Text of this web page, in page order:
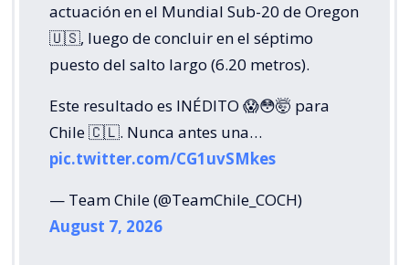
actuación en el Mundial Sub-20 de Oregon
🇺🇸, luego de concluir en el séptimo
puesto del salto largo (6.20 metros).
Este resultado es INÉDITO 😱😳🤯 para
Chile 🇨🇱. Nunca antes una…
pic.twitter.com/CG1uvSMkes
— Team Chile (@TeamChile_COCH)
August 7, 2026